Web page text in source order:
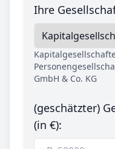
Ihre
GmbH & Co. KG
(geschätzter)
(in €):